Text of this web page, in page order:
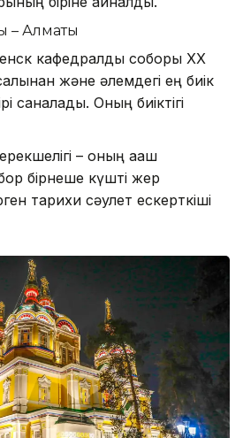
– Алматы
кафедралды соборы ХХ
және әлемдегі ең биік
саналады. Оның биіктігі
– оның ағаш
бірнеше күшті жер
тарихи сәулет ескерткіші